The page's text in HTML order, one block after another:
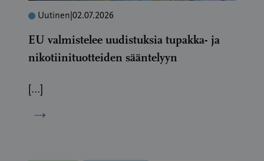
Uutinen 02.07.2026
EU valmistelee uudistuksia tupakka- ja
nikotiinituotteiden sääntelyyn
[…]
→